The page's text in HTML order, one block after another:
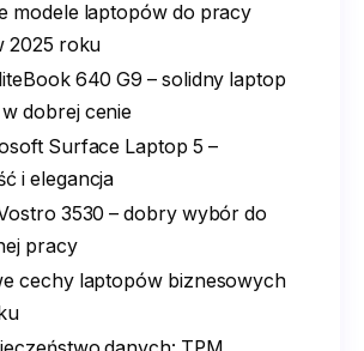
modele laptopów do pracy
2025 roku
640 G9 – solidny laptop
dobrej cenie
Surface Laptop 5 –
i elegancja
3530 – dobry wybór do
pracy
cechy laptopów biznesowych